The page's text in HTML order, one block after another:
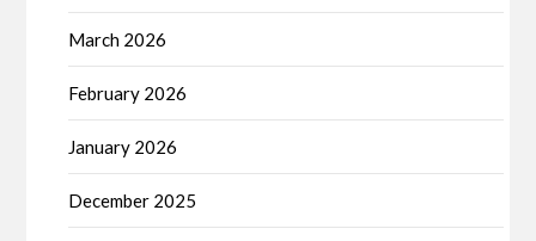
March 2026
February 2026
January 2026
December 2025